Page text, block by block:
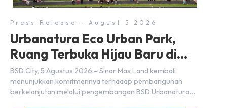
Press Release - August 5 2026
Urbanatura Eco Urban Park,
Ruang Terbuka Hijau Baru di
BSD City
BSD City, 5 Agustus 2026 – Sinar Mas Land kembali
menunjukkan komitmennya terhadap pembangunan
berkelanjutan melalui pengembangan BSD Urbanatura